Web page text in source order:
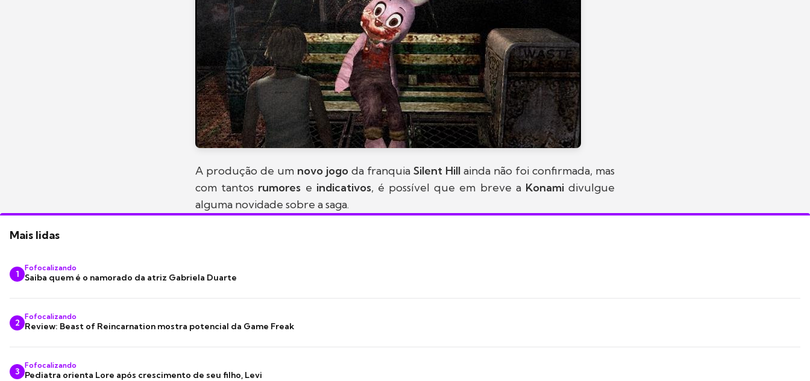
A produção de um novo jogo da franquia Silent Hill ainda não foi confirmada, mas
com tantos rumores e indicativos, é possível que em breve a Konamidivulgue
alguma novidade sobre a saga.
Mais lidas
1
Fofocalizando
Saiba quem é o namorado da atriz Gabriela Duarte
2
Fofocalizando
Review: Beast of Reincarnation mostra potencial da Game Freak
3
Fofocalizando
Pediatra orienta Lore após crescimento de seu filho, Levi